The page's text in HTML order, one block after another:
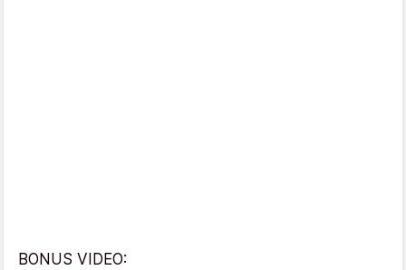
BONUS VIDEO: